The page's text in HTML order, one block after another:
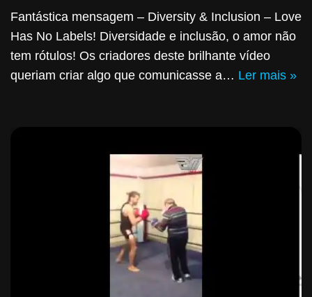
Fantástica mensagem – Diversity & Inclusion – Love
Has No Labels! Diversidade e inclusão, o amor não
tem rótulos! Os criadores deste brilhante vídeo
queriam criar algo que comunicasse a… Ler mais »